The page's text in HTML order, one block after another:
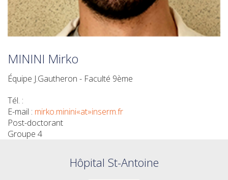
MININI Mirko
Équipe J.Gautheron - Faculté 9ème
Tél. :
E-mail : mirko.minini«at»inserm.fr
Post-doctorant
Groupe 4
Hôpital St-Antoine